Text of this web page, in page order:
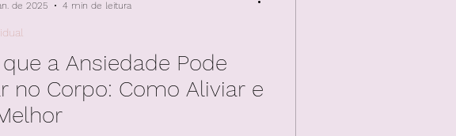
a Ansiedade Pode
no Corpo: Como Aliviar e
de 2025
4 min de leitura